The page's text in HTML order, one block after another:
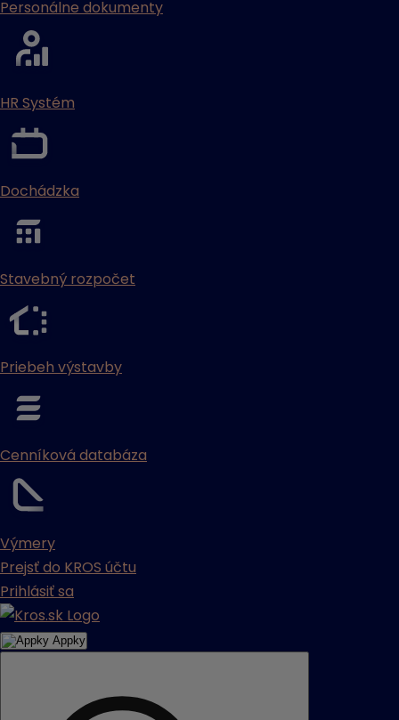
Personálne dokumenty
HR Systém
Dochádzka
Stavebný rozpočet
Priebeh výstavby
Cenníková databáza
Výmery
Prejsť do KROS účtu
Prihlásiť sa
Appky